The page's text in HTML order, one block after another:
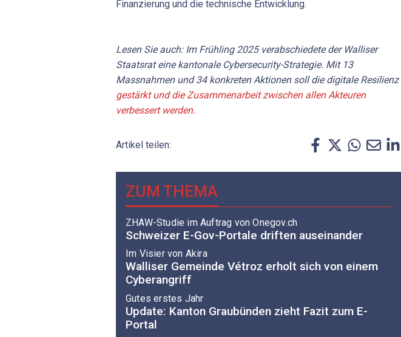
Finanzierung und die technische Entwicklung.
Lesen Sie auch: Im Frühling 2025 verabschiedete der Walliser
Staatsrat eine kantonale Cybersecurity-Strategie. Mit 13
Massnahmen und 34 konkreten Aktionen soll die digitale Resilienz
gestärkt und die Zusammenarbeit zwischen allen Akteuren
verbessert werden.
Artikel teilen:
ZUM THEMA
ZHAW-Studie im Auftrag von Onegov.ch
Schweizer E-Gov-Portale driften auseinander
Im Visier von Akira
Walliser Gemeinde Vétroz erholt sich von einem
Cyberangriff
Gutes erstes Jahr
Update: Kanton Graubünden zieht Fazit zum E-
Portal